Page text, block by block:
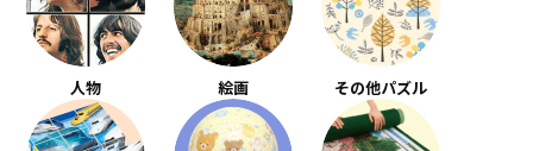
人物 絵画 その他パズル